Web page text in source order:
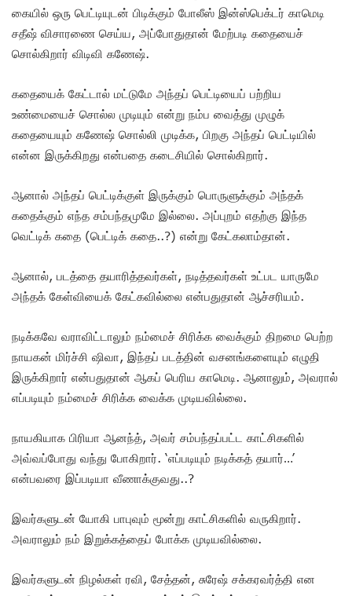
கையில் ஒரு பெட்டியுடன் பிடிக்கும் போலீஸ் இன்ஸ்பெக்டர் காமெடி
சதீஷ் விசாரணை செய்ய, அப்போதுதான் மேற்படி கதையைச்
சொல்கிறார் விடிவி கணேஷ்.
கதையைக் கேட்டால் மட்டுமே அந்தப் பெட்டியைப் பற்றிய
உண்மையைச் சொல்ல முடியும் என்று நம்ப வைத்து முழுக்
கதையையும் கணேஷ் சொல்லி முடிக்க, பிறகு அந்தப் பெட்டியில்
என்ன இருக்கிறது என்பதை கடைசியில் சொல்கிறார்.
ஆனால் அந்தப் பெட்டிக்குள் இருக்கும் பொருளுக்கும் அந்தக்
கதைக்கும் எந்த சம்பந்தமுமே இல்லை. அப்புறம் எதற்கு இந்த
வெட்டிக் கதை (பெட்டிக் கதை..?) என்று கேட்கலாம்தான்.
ஆனால், படத்தை தயாரித்தவர்கள், நடித்தவர்கள் உட்பட யாருமே
அந்தக் கேள்வியைக் கேட்கவில்லை என்பதுதான் ஆச்சரியம்.
நடிக்கவே வராவிட்டாலும் நம்மைச் சிரிக்க வைக்கும் திறமை பெற்ற
நாயகன் மிர்ச்சி ஷிவா, இந்தப் படத்தின் வசனங்களையும் எழுதி
இருக்கிறார் என்பதுதான் ஆகப் பெரிய காமெடி. ஆனாலும், அவரால்
எப்படியும் நம்மைச் சிரிக்க வைக்க முடியவில்லை.
நாயகியாக பிரியா ஆனந்த், அவர் சம்பந்தப்பட்ட காட்சிகளில்
அவ்வப்போது வந்து போகிறார். ‘எப்படியும் நடிக்கத் தயார்…’
என்பவரை இப்படியா வீணாக்குவது..?
இவர்களுடன் யோகி பாபுவும் மூன்று காட்சிகளில் வருகிறார்.
அவராலும் நம் இறுக்கத்தைப் போக்க முடியவில்லை.
இவர்களுடன் நிழல்கள் ரவி, சேத்தன், சுரேஷ் சக்கரவர்த்தி என